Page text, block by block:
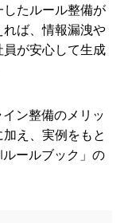
たルール整備が
ば、情報漏洩や
員が安心して生成
ン整備のメリッ
え、実例をもと
ールブック」の